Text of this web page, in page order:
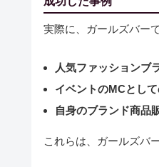
実際に、ガールズバー
人気ファッションブ
イベントのMCとし
自身のブランド商品
これらは、ガールズバ